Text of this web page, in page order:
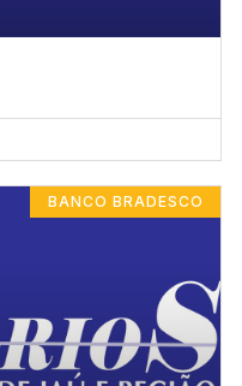
BANCO BRADESCO